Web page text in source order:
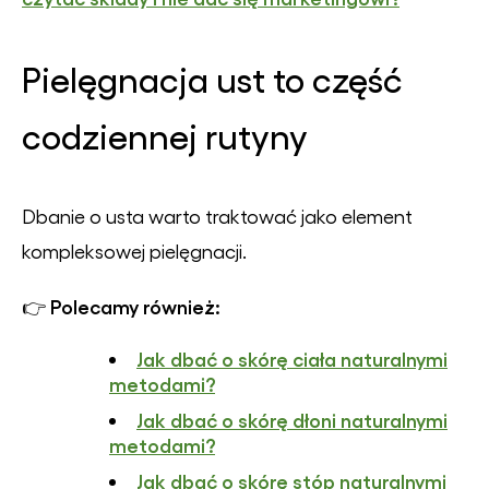
Pielęgnacja ust to część
codziennej rutyny
Dbanie o usta warto traktować jako element
kompleksowej pielęgnacji.
👉 Polecamy również:
Jak dbać o skórę ciała naturalnymi
metodami?
Jak dbać o skórę dłoni naturalnymi
metodami?
Jak dbać o skórę stóp naturalnymi